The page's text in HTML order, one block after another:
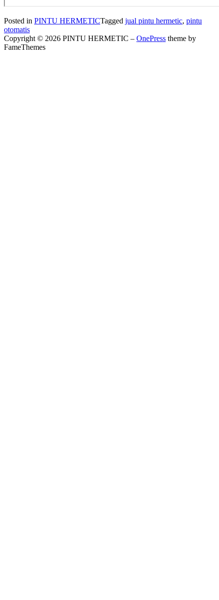
Posted in PINTU HERMETICTagged jual pintu hermetic, pintu
otomatis
Copyright © 2026 PINTU HERMETIC – OnePress theme by
FameThemes